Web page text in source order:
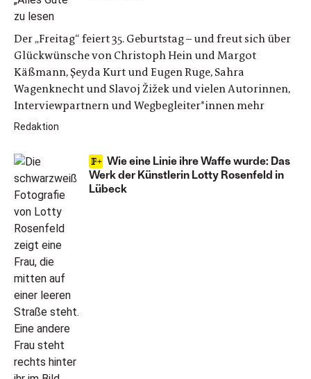
Der „Freitag“ feiert 35. Geburtstag – und freut sich über
Glückwünsche von Christoph Hein und Margot
Käßmann, Şeyda Kurt und Eugen Ruge, Sahra
Wagenknecht und Slavoj Žižek und vielen Autorinnen,
Interviewpartnern und Wegbegleiter*innen mehr
Redaktion
Wie eine Linie ihre Waffe wurde: Das
Werk der Künstlerin Lotty Rosenfeld in
Lübeck